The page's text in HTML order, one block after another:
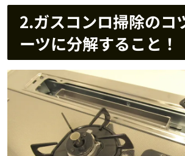
2.ガスコンロ掃除のコ
ーツに分解すること！